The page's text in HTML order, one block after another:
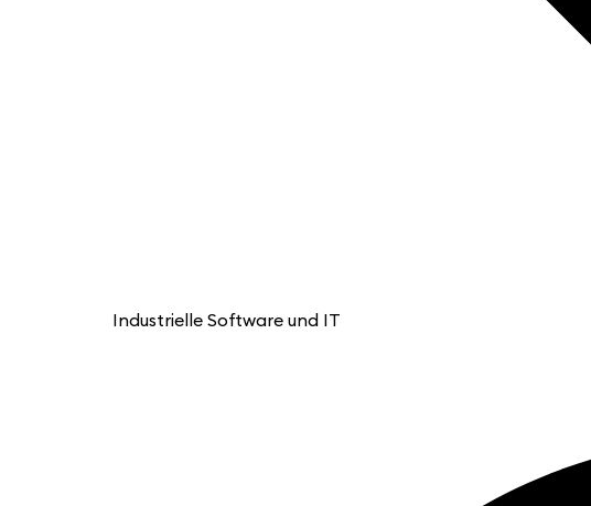
Industrielle Software und IT